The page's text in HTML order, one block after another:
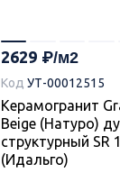
2629
Код УТ-00012515
Керамогранит
Beige (Натуро)
структурный SR
(Идальго)